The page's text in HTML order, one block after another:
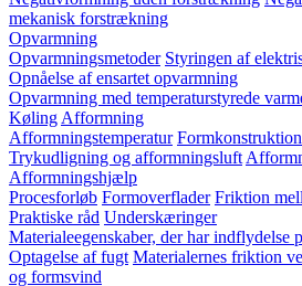
mekanisk forstrækning
Opvarmning
Opvarmningsmetoder Styringen af
Opnåelse af ensartet opvarmning
Opvarmning med temperaturstyrede
Køling Afformning
Afformningstemperatur
Trykudligning og afformningsluft
Afformningshjælp
Procesforløb Formoverflader Friktion
Praktiske råd Underskæringer
Materialeegenskaber, der har indflydelse
Optagelse af fugt Materialernes friktion
og formsvind